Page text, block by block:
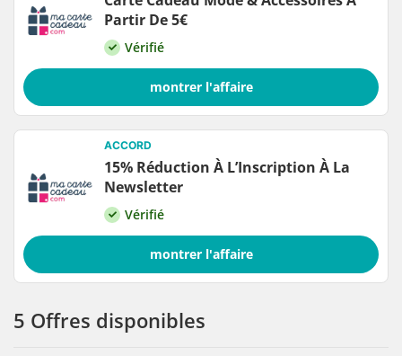
5 Offres disponibles
Partir De 5€
Vérifié
montrer l'affaire
ACCORD
15% Réduction À L’Inscription À La
Newsletter
Vérifié
montrer l'affaire